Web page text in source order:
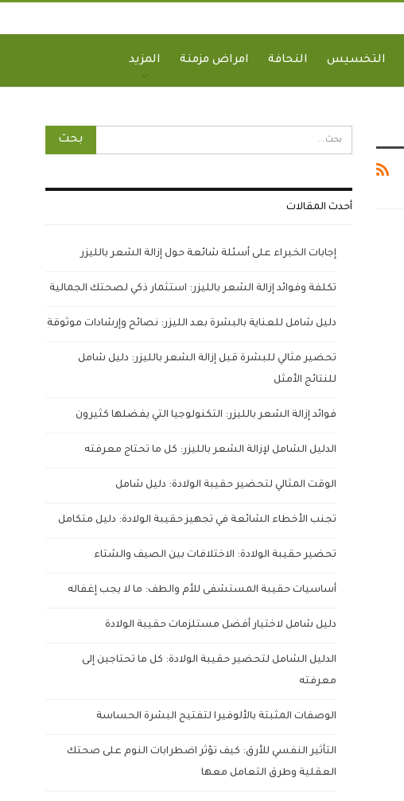
التخسيس النحافة امراض مزمنة المزيد
أحدث المقالات
إجابات الخبراء على أسئلة شائعة حول إزالة الشعر بالليزر
تكلفة وفوائد إزالة الشعر بالليزر: استثمار ذكي لصحتك الجمالية
دليل شامل للعناية بالبشرة بعد الليزر: نصائح وإرشادات موثوقة
تحضير مثالي للبشرة قبل إزالة الشعر بالليزر: دليل شامل
للنتائج الأمثل
فوائد إزالة الشعر بالليزر: التكنولوجيا التي يفضلها كثيرون
الدليل الشامل لإزالة الشعر بالليزر: كل ما تحتاج معرفته
الوقت المثالي لتحضير حقيبة الولادة: دليل شامل
تجنب الأخطاء الشائعة في تجهيز حقيبة الولادة: دليل متكامل
تحضير حقيبة الولادة: الاختلافات بين الصيف والشتاء
أساسيات حقيبة المستشفى للأم والطف: ما لا يجب إغفاله
دليل شامل لاختيار أفضل مستلزمات حقيبة الولادة
الدليل الشامل لتحضير حقيبة الولادة: كل ما تحتاجين إلى
معرفته
الوصفات المثبتة بالألوفيرا لتفتيح البشرة الحساسة
التأثير النفسي للأرق: كيف تؤثر اضطرابات النوم على صحتك
العقلية وطرق التعامل معها